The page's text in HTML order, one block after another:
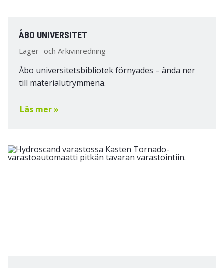
ÅBO UNIVERSITET
Lager- och Arkivinredning
Åbo universitetsbibliotek förnyades – ända ner
till materialutrymmena.
Läs mer »